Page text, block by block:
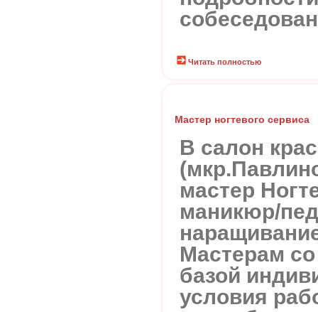
Читать полностью
Мастер ногтевого сервиса
В салон
мастер
маникюр/
Мастерам
базой
условия